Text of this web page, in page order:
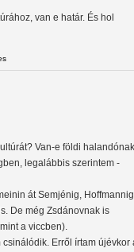
van e határ. És hol
Van-e földi halandónak
legalábbis szerintem -
át Semjénig,
De még Zsdánovnak is
a viccben).
Erről írtam újévkor